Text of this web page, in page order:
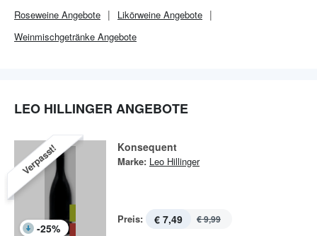
Roseweine Angebote
Likörweine Angebote
Weinmischgetränke Angebote
LEO HILLINGER ANGEBOTE
Verpasst!
-25%
Konsequent
Marke: Leo Hillinger
Preis: € 7,49 € 9,99